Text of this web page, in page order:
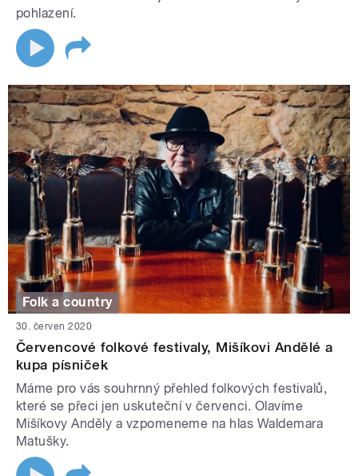
pohlazení.
Folk a country
30. červen 2020
Červencové folkové festivaly, Mišíkovi Andělé a
kupa písniček
Máme pro vás souhrnný přehled folkových festivalů,
které se přeci jen uskuteční v červenci. Olavíme
Mišíkovy Anděly a vzpomeneme na hlas Waldemara
Matušky.